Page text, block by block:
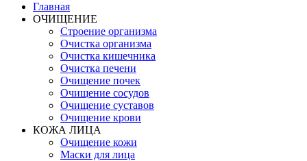
Главная
ОЧИЩЕНИЕ
Строение организма
Очистка организма
Очистка кишечника
Очистка печени
Очищение почек
Очищение сосудов
Очищение суставов
Очищение крови
КОЖА ЛИЦА
Очищение кожи
Маски для лица